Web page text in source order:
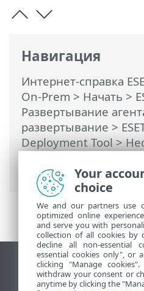
Навигация
Интернет-справка
On-Prem > Начать >
Развертывание
развертывание >
Deployment Tool>
ESET
Использовать сайт
End of Life
Your
choice
We and our partners use
optimized online
and serve you with
collection of all cookies by
decline all non-essential
essential cookies only", or
clicking "Manage
withdraw your consent or
anytime by clicking the